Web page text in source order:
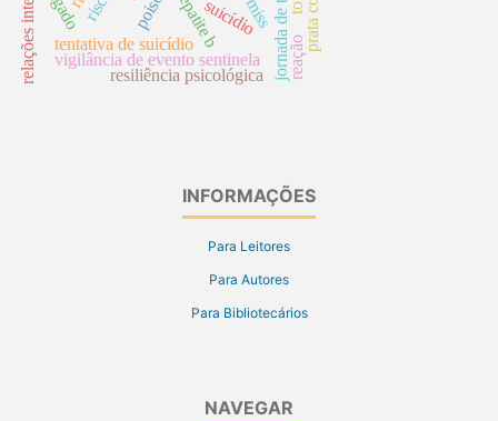
hepatite b
vigilância de evento sentinela
resiliência psicológica
suicídio
tentativa de suicídio reação
fígado
INFORMAÇÕES
Para Leitores
Para Autores
Para Bibliotecários
NAVEGAR